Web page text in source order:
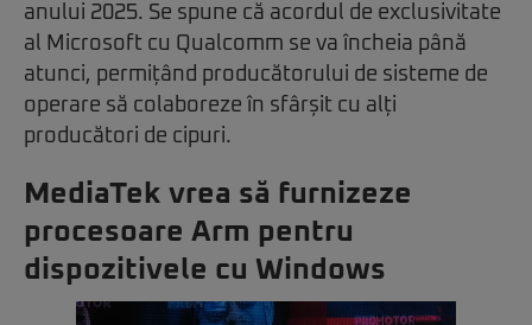
anului 2025. Se spune că acordul de exclusivitate
al Microsoft cu Qualcomm se va încheia până
atunci, permițând producătorului de sisteme de
operare să colaboreze în sfârșit cu alți
producători de cipuri.
MediaTek vrea să furnizeze
procesoare Arm pentru
dispozitivele cu Windows